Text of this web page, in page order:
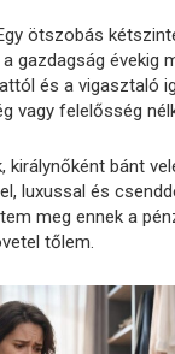
ötszobás
gazdagság évekig
és a vigasztaló
vagy felelősség
királynőként bánt
luxussal és
meg ennek a
tőlem.